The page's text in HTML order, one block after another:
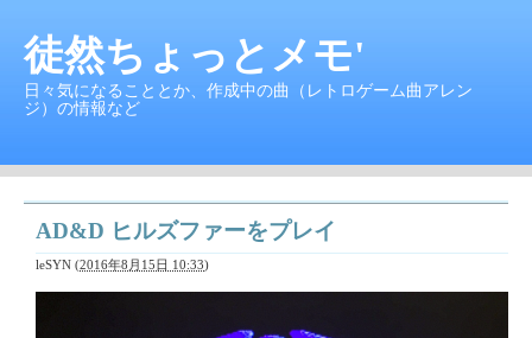
徒然ちょっとメモ'
日々気になることとか、作成中の曲（レトロゲーム曲アレン
ジ）の情報など
AD&D ヒルズファーをプレイ
leSYN (2016年8月15日 10:33)